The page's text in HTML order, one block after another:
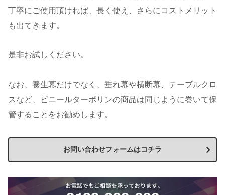
丁寧にご使用頂ければ、長く使え、さらにコストメリット
も出てきます。
是非お試しください。
なお、養生幕だけでなく、垂れ幕や横断幕、テーブルクロ
スなど、ビニールターポリンの商品は同じように巻いて保
管することをお勧めします。
お問い合わせフォームはコチラ